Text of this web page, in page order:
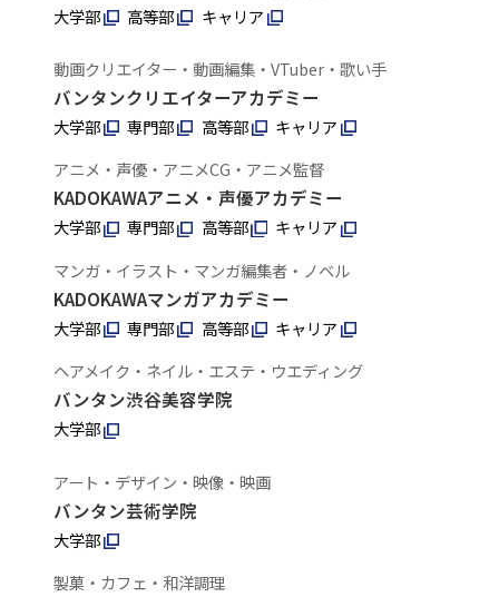
大学部 高等部 キャリア
動画クリエイター・動画編集・VTuber・歌い手
バンタンクリエイターアカデミー
大学部 専門部 高等部
キャリア
アニメ・声優・アニメCG・アニメ監督
KADOKAWAアニメ・声優アカデミー
大学部 専門部 高等部
キャリア
マンガ・イラスト・マンガ編集者・ノベル
KADOKAWAマンガアカデミー
大学部 専門部 高等部
キャリア
ヘアメイク・ネイル・エステ・ウエディング
バンタン渋谷美容学院
大学部
アート・デザイン・映像・映画
バンタン芸術学院
大学部
製菓・カフェ・和洋調理